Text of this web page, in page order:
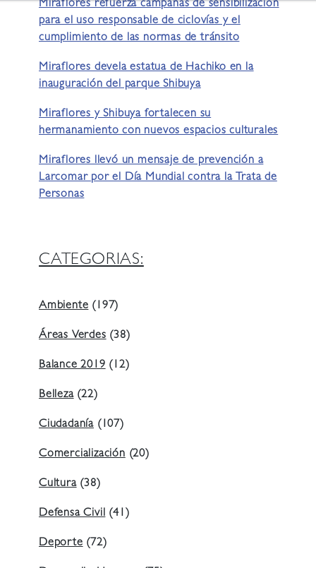
Miraflores refuerza campañas de sensibilización
para el uso responsable de ciclovías y el
cumplimiento de las normas de tránsito
Miraflores devela estatua de Hachiko en la
inauguración del parque Shibuya
Miraflores y Shibuya fortalecen su
hermanamiento con nuevos espacios culturales
Miraflores llevó un mensaje de prevención a
Larcomar por el Día Mundial contra la Trata de
Personas
CATEGORIAS:
Ambiente(197)
Áreas Verdes(38)
Balance 2019(12)
Belleza(22)
Ciudadanía (107)
Comercialización(20)
Cultura(38)
Defensa Civil(41)
Deporte(72)